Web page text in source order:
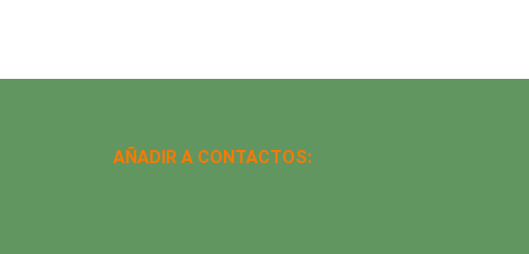
AÑADIR A CONTACTOS: